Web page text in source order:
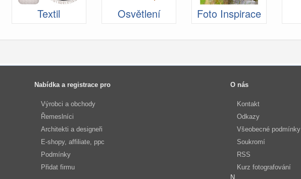
Textil Osvětlení Foto Inspirace
Nabídka a registrace pro
Výrobci a obchody
Řemeslníci
Architekti a designeři
E-shopy, affiliate, ppc
Podmínky
Přidat firmu
O nás
Kontakt
Odkazy
Všeobecné podmínky
Soukromí
RSS
Kurz fotografování
N